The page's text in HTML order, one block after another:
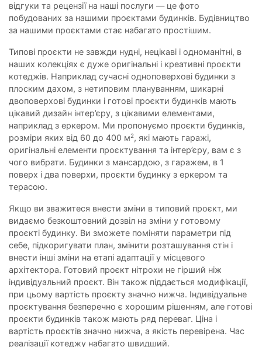
відгуки та рецензії на наші послуги — це фото
побудованих за нашими проєктами будинків. Будівництво
за нашими проєктами стає набагато простішим.
Типові проєкти не завжди нудні, нецікаві і одноманітні, в
наших колекціях є дуже оригінальні і креативні проєкти
котеджів. Наприклад сучасні одноповерхові будинки з
плоским дахом, з нетиповим плануванням, шикарні
двоповерхові будинки і готові проєкти будинків мають
цікавий дизайн інтер’єру, з цікавими елементами,
наприклад з еркером. Ми пропонуємо проєкти будинків,
розміри яких від 60 до 400 м2, які мають гаражі,
оригінальні елементи проєктування та інтер’єру, вам є з
чого вибрати. Будинки з мансардою, з гаражем, в 1
поверх і два поверхи, проєкти будинку з еркером та
терасою.
Якщо ви зважитеся внести зміни в типовий проєкт, ми
видаємо безкоштовний дозвіл на зміни у готовому
проєкті будинку. Ви зможете поміняти параметри під
себе, підкоригувати план, змінити розташування стін і
внести інші зміни на етапі адаптації у місцевого
архітектора. Готовий проєкт нітрохи не гірший ніж
індивідуальний проєкт. Він також піддається модифікації,
при цьому вартість проєкту значно нижча. Індивідуальне
проєктування безперечно є хорошим рішенням, але готові
проєкти будинків також мають ряд переваг. Ціна і
вартість проєктів значно нижча, а якість перевірена. Час
реалізації котеджу набагато швидший.